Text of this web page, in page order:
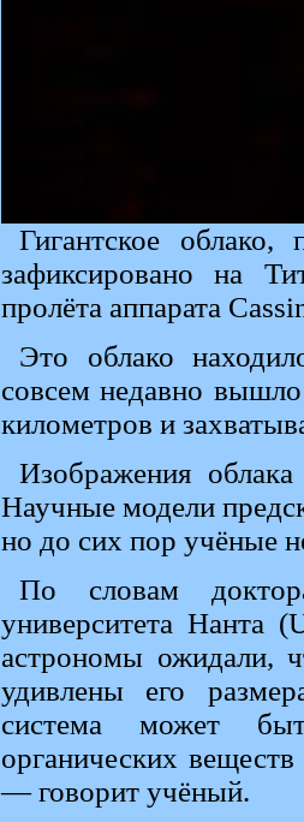
Гигантское
зафиксировано на
пролёта аппарата
Это облако
совсем недавно
километров и
Изображения
Научные модели
но до сих пор учёные
По словам
университета Нанта
астрономы ожидали,
удивлены его
система может
органических
— говорит учёный.